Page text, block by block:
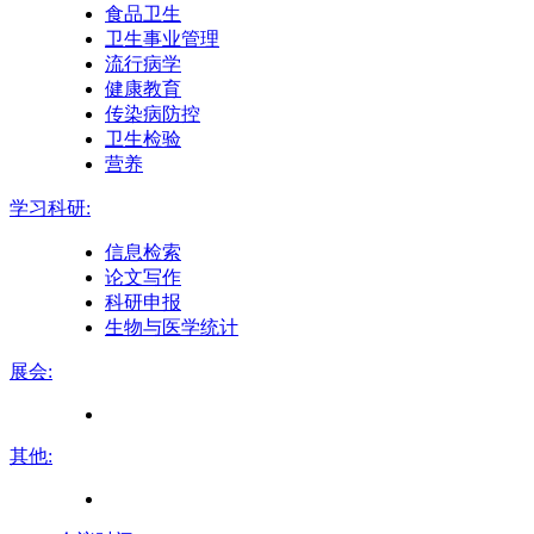
食品卫生
卫生事业管理
流行病学
健康教育
传染病防控
卫生检验
营养
学习科研:
信息检索
论文写作
科研申报
生物与医学统计
展会:
其他: